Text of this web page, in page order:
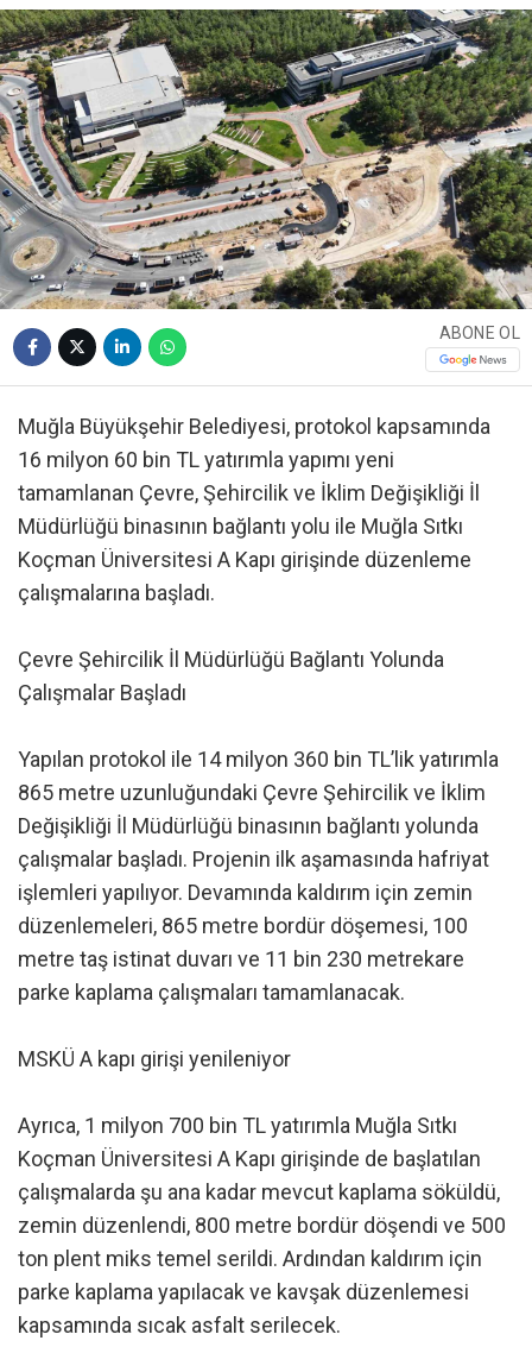
ABONE OL
Muğla Büyükşehir Belediyesi, protokol kapsamında
16 milyon 60 bin TL yatırımla yapımı yeni
tamamlanan Çevre, Şehircilik ve İklim Değişikliği İl
Müdürlüğü binasının bağlantı yolu ile Muğla Sıtkı
Koçman Üniversitesi A Kapı girişinde düzenleme
çalışmalarına başladı.
Çevre Şehircilik İl Müdürlüğü Bağlantı Yolunda
Çalışmalar Başladı
Yapılan protokol ile 14 milyon 360 bin TL’lik yatırımla
865 metre uzunluğundaki Çevre Şehircilik ve İklim
Değişikliği İl Müdürlüğü binasının bağlantı yolunda
çalışmalar başladı. Projenin ilk aşamasında hafriyat
işlemleri yapılıyor. Devamında kaldırım için zemin
düzenlemeleri, 865 metre bordür döşemesi, 100
metre taş istinat duvarı ve 11 bin 230 metrekare
parke kaplama çalışmaları tamamlanacak.
MSKÜ A kapı girişi yenileniyor
Ayrıca, 1 milyon 700 bin TL yatırımla Muğla Sıtkı
Koçman Üniversitesi A Kapı girişinde de başlatılan
çalışmalarda şu ana kadar mevcut kaplama söküldü,
zemin düzenlendi, 800 metre bordür döşendi ve 500
ton plent miks temel serildi. Ardından kaldırım için
parke kaplama yapılacak ve kavşak düzenlemesi
kapsamında sıcak asfalt serilecek.